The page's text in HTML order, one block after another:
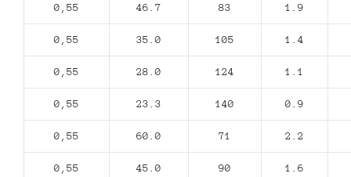
0,55 46.7 83 1.9
0,55 35.0 105 1.4
0,55 28.0 124 1.1
0,55 23.3 140 0.9
0,55 60.0 71 2.2
0,55 45.0 90 1.6